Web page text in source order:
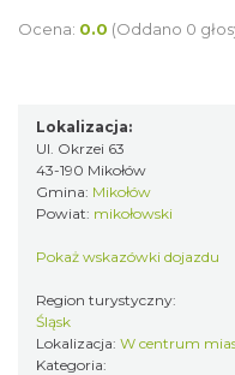
Ocena: 0.0 (Oddano 0
Lokalizacja:
Ul. Okrzei 63
43-190 Mikołów
Gmina: Mikołów
Powiat: mikołowski
Pokaż wskazówki dojazdu
Region turystyczny:
Śląsk
Lokalizacja: W centrum
Kategoria: